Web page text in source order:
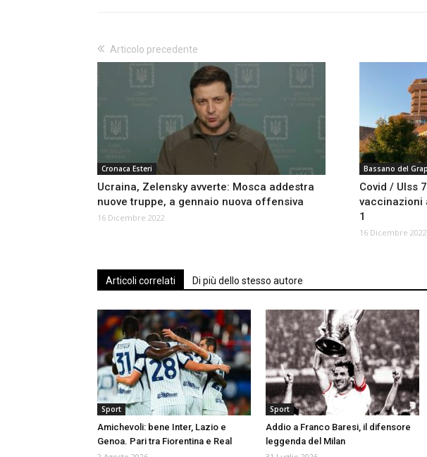
Articolo precedente
Cronaca Esteri
Ucraina, Zelensky avverte: Mosca addestra
nuove truppe, a gennaio nuova offensiva
16 Dicembre 2022
Bassano del
Covid / Ulss
vaccinazioni
1
16 Dicembre 2022
Articoli correlati Di più dello stesso autore
Sport
Amichevoli: bene Inter, Lazio e
Genoa. Pari tra Fiorentina e Real
Sport
Addio a Franco Baresi, il difensore
leggenda del Milan